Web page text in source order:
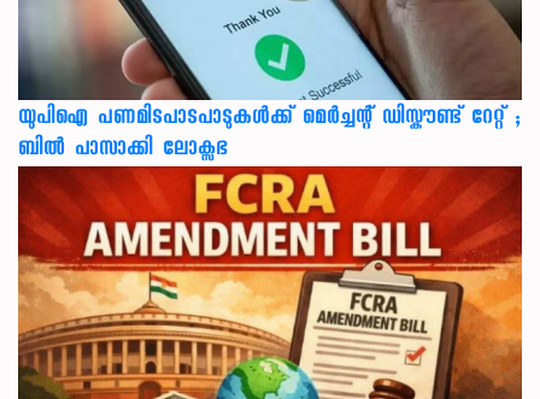
യുപിഐ പണമിടപാടപാടുകൾക്ക് മെർച്ചന്റ് ഡിസ്കൗണ്ട് റേറ്റ് ;
ബിൽ പാസാക്കി ലോക്സഭ